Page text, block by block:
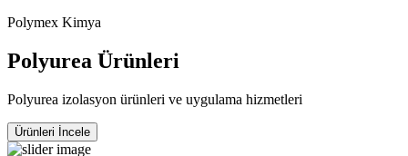
Polymex Kimya
Polyurea Ürünleri
Polyurea izolasyon ürünleri ve uygulama hizmetleri
Ürünleri İncele